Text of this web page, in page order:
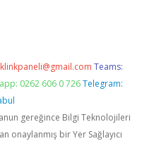
Teams:
0262 606 0 726 Telegram:
gereğince Bilgi Teknolojileri
onaylanmış bir Yer Sağlayıcı